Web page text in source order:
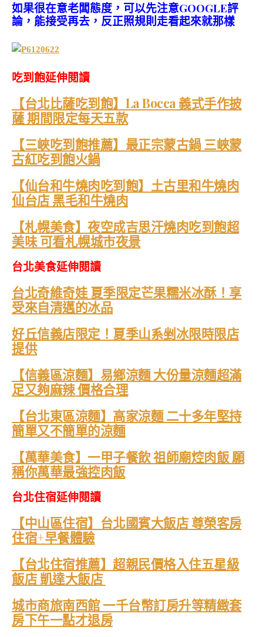
如果很在意老闆態度，可以先注意GOOGLE評
論，能接受再去，反正照規則走看起來就那樣
吃到飽延伸閱讀
【台北比薩吃到飽】La Bocca 義式手作披
薩 期間限定每天五款
【三峽吃到飽推薦】最正宗蒙古鍋 三峽蒙
古紅吃到飽火鍋
【仙台和牛燒肉吃到飽】土古里和牛燒肉
仙台店 黑毛和牛燒肉
【札幌美食】夜空成吉思汗燒肉吃到飽超
美味 可看札幌城市夜景
台北美食延伸閱讀
台北奇維奇娃 夏季限定芒果糯米冰酥！享
受來自清邁的冰品
好丘信義店限定！夏季山系剉冰限時限店
提供
【信義區涼麵】易鄉涼麵 大份量涼麵超滿
足又夠麻辣 價格合理
【台北東區涼麵】高家涼麵 二十多年堅持
簡單又不簡單的涼麵
【萬華美食】一甲子餐飲 祖師廟焢肉飯 願
稱你萬華最強控肉飯
台北住宿延伸閱讀
【中山區住宿】台北國賓大飯店 尊榮客房
住宿+早餐體驗
【台北住宿推薦】超親民價格入住五星級
飯店 凱達大飯店
城市商旅南西館 一千台幣訂房升等精緻套
房下午一點才退房